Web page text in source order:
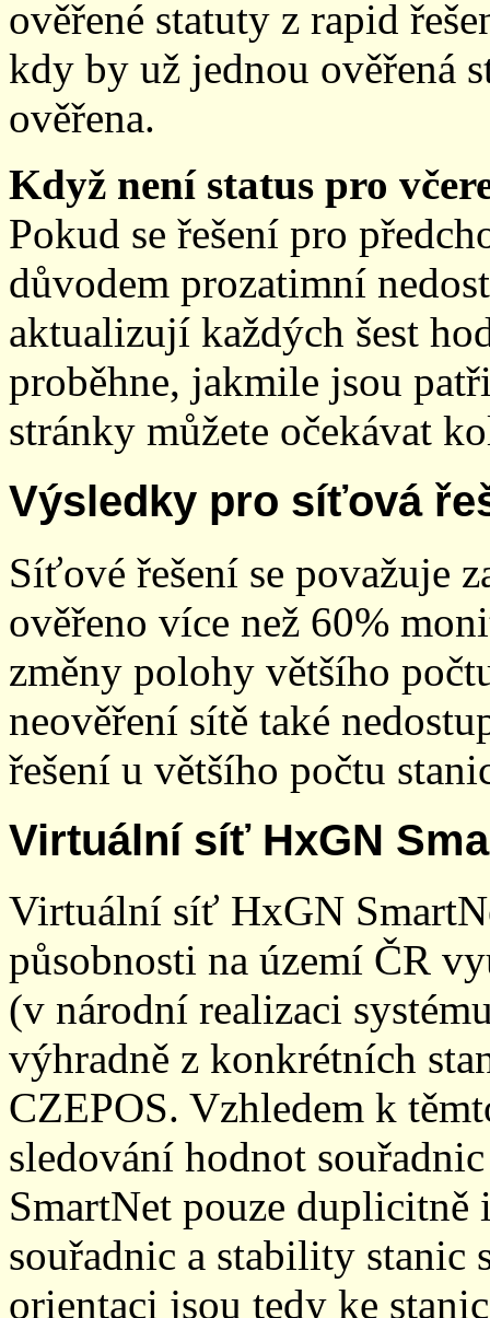
ověřené statuty z rapid
kdy by už jednou ověřená
ověřena.
Když není status pro
Pokud se řešení pro
důvodem prozatimní
aktualizují každých šest
proběhne, jakmile jsou
stránky můžete očekávat
Výsledky pro síťová
Síťové řešení se považuje
ověřeno více než 60%
změny polohy většího
neověření sítě také
řešení u většího počtu
Virtuální síť HxGN
Virtuální síť HxGN
působnosti na území ČR
(v národní realizaci
výhradně z konkrétních
CZEPOS. Vzhledem k
sledování hodnot
SmartNet pouze
souřadnic a stability stanic
orientaci jsou tedy ke